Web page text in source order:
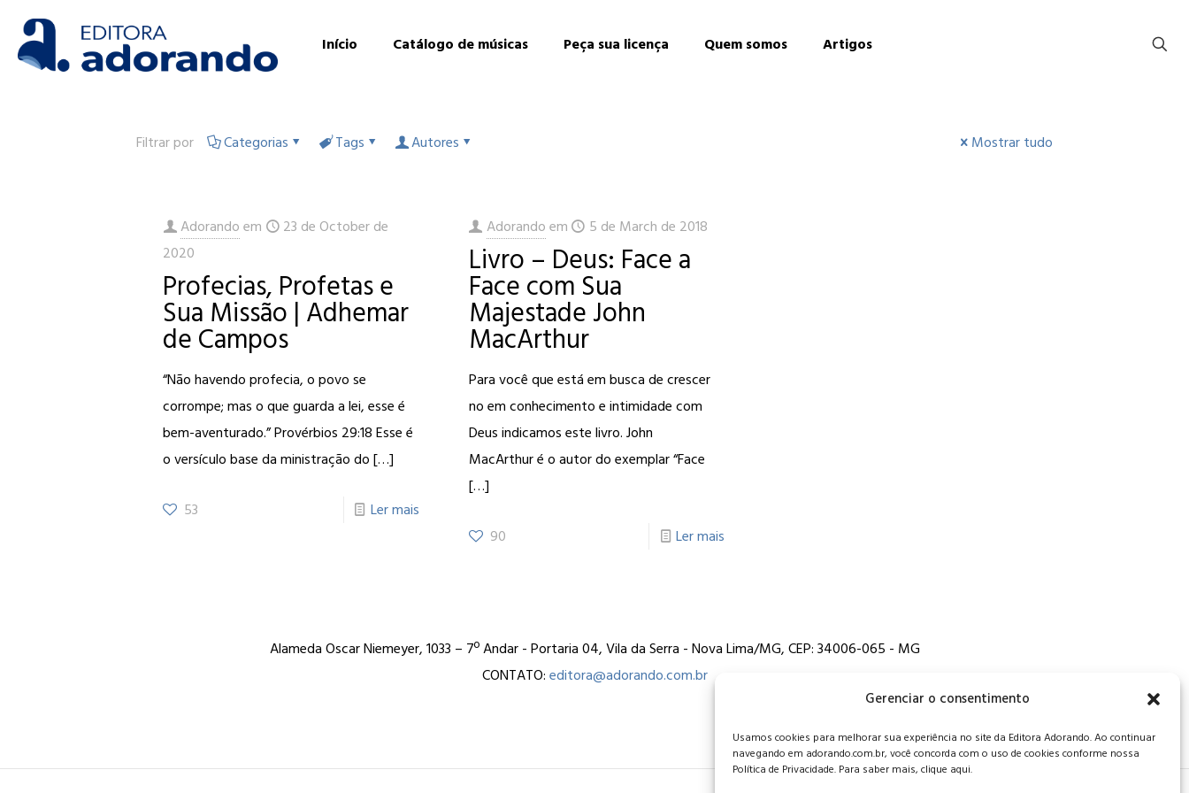
Gerenciar o consentimento
Usamos cookies para melhorar sua experiência no site da Editora Adorando. Ao continuar
navegando em adorando.com.br, você concorda com o uso de cookies conforme nossa
Política de Privacidade. Para saber mais, clique aqui.
Início Catálogo de músicas Peça sua licença Quem somos Artigos
Filtrar por Categorias Tags Autores Mostrar tudo
Adorando em
23 de October de
2020
Profecias, Profetas e
Sua Missão | Adhemar
de Campos
“Não havendo profecia, o povo se
corrompe; mas o que guarda a lei, esse é
bem-aventurado.” Provérbios 29:18 Esse é
o versículo base da ministração do[…]
53 Ler mais
Adorandoem 5 de March de 2018
Livro – Deus: Face a
Face com Sua
Majestade John
MacArthur
Para você que está em busca de crescer
no em conhecimento e intimidade com
Deus indicamos este livro. John
MacArthur é o autor do exemplar “Face
[…]
90 Ler mais
Alameda Oscar Niemeyer, 1033 – 7º Andar - Portaria 04, Vila da Serra - Nova Lima/MG, CEP: 34006-065 - MG
CONTATO:editora@adorando.com.br